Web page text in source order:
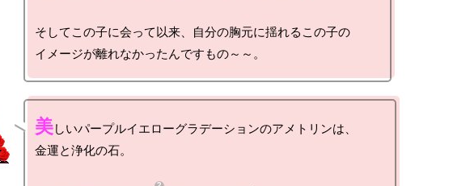
そしてこの子に会って以来、自分の胸元に揺れるこの子の
美しいパープルイエローグラデーションのアメトリンは、
金運と浄化の石。